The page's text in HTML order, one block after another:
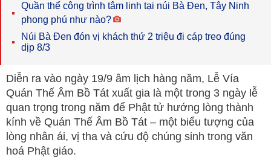
Quần thể công trình tâm linh tại núi Bà Đen, Tây Ninh
phong phú như nào?
Núi Bà Đen đón vị khách thứ 2 triệu đi cáp treo đúng
dịp 8/3
Diễn ra vào ngày 19/9 âm lịch hàng năm, Lễ Vía
Quán Thế Âm Bồ Tát xuất gia là một trong 3 ngày lễ
quan trọng trong năm để Phật tử hướng lòng thành
kính về Quán Thế Âm Bồ Tát – một biểu tượng của
lòng nhân ái, vị tha và cứu độ chúng sinh trong văn
hoá Phật giáo.